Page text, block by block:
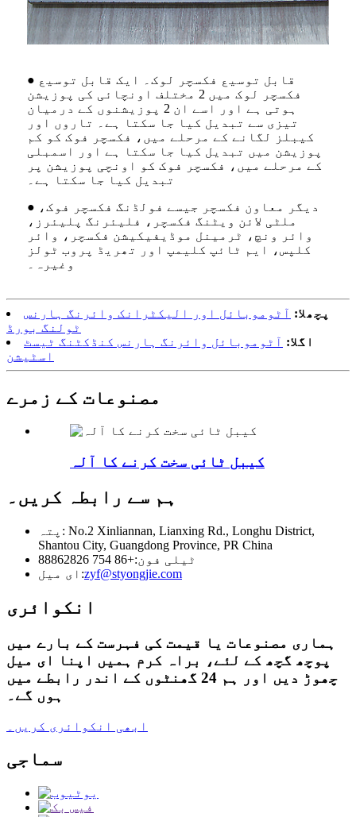
● قابل توسیع فکسچر لوک۔ ایک قابل توسیع
فکسچر لوک میں 2 مختلف اونچائی کی پوزیشن
ہوتی ہے اور اسے ان 2 پوزیشنوں کے درمیان
تیزی سے تبدیل کیا جا سکتا ہے۔ تاروں اور
کیبلز لگانے کے مرحلے میں، فکسچر فوک کو کم
پوزیشن میں تبدیل کیا جا سکتا ہے اور اسمبلی
کے مرحلے میں، فکسچر فوک کو اونچی پوزیشن پر
تبدیل کیا جا سکتا ہے۔
● دیگر معاون فکسچر جیسے فولڈنگ فکسچر فوک،
ملٹی لائن ویٹنگ فکسچر، فلیئرنگ پلیئرز،
وائر ونچ، ٹرمینل موڈیفیکیشن فکسچر، وائر
کلپس، ایم ٹائپ کلیمپ اور تھریڈ پروب ٹولز
وغیرہ۔
پچھلا: آٹوموبائل اور الیکٹرانک وائرنگ ہارنس
ٹولنگ بورڈ
اگلا: آٹوموبائل وائرنگ ہارنس کنڈکٹنگ ٹیسٹ
اسٹیشن
مصنوعات کے زمرے
کیبل ٹائی سخت کرنے کا آلہ
ہم سے رابطہ کریں۔
پتہ: No.2 Xinliannan, Lianxing Rd., Longhu District,
Shantou City, Guangdong Province, PR China
ٹیلی فون:+86 754 88862826
ای میل:zyf@styongjie.com
انکوائری
ہماری مصنوعات یا قیمت کی فہرست کے بارے میں
پوچھ گچھ کے لئے، براہ کرم ہمیں اپنا ای میل
چھوڑ دیں اور ہم 24 گھنٹوں کے اندر رابطے میں
ہوں گے۔
ابھی انکوائری کریں۔
سماجی